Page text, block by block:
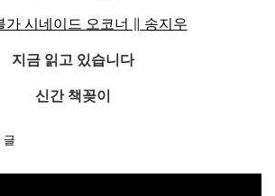
가 시네이드 오코너 ∥ 송지우
지금 읽고 있습니다
신간 책꽂이
글